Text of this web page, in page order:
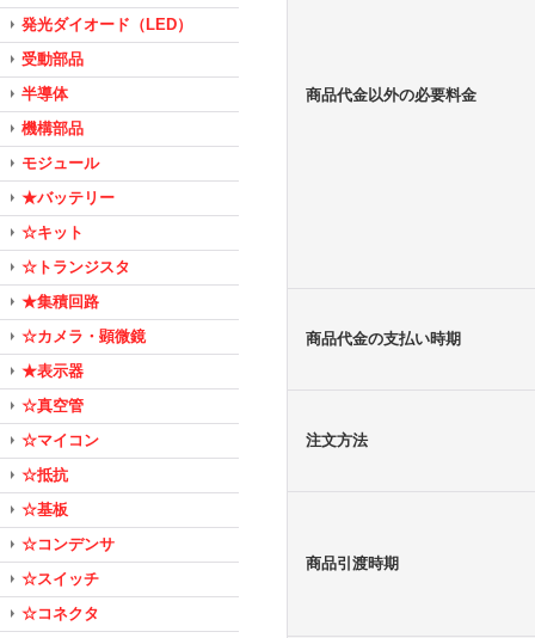
発光ダイオード（LED）
受動部品
半導体
機構部品
モジュール
★バッテリー
☆キット
☆トランジスタ
★集積回路
☆カメラ・顕微鏡
★表示器
☆真空管
☆マイコン
☆抵抗
☆基板
☆コンデンサ
☆スイッチ
☆コネクタ
商品代金以外の必要料金
商品代金の支払い時期
注文方法
商品引渡時期